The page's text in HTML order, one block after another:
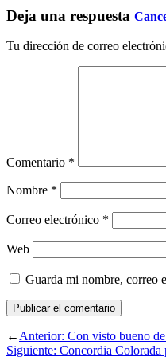
Deja una respuesta
Tu dirección de correo
Comentario *
Nombre *
Correo electrónico *
Web
Guarda mi nombre, correo
←Anterior: Con visto bueno
Siguiente: Concordia Colorada